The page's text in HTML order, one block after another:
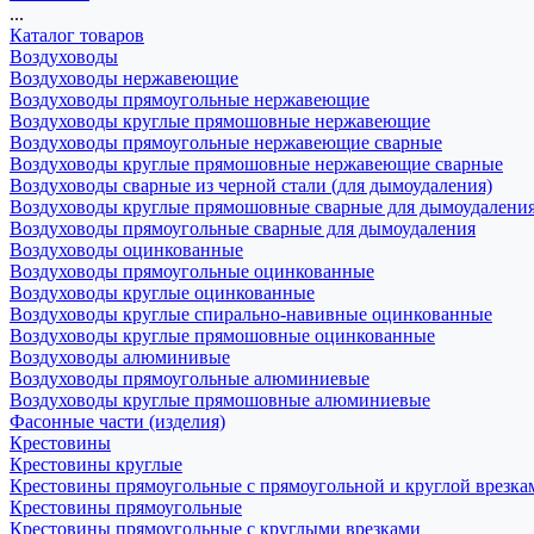
...
Каталог товаров
Воздуховоды
Воздуховоды нержавеющие
Воздуховоды прямоугольные нержавеющие
Воздуховоды круглые прямошовные нержавеющие
Воздуховоды прямоугольные нержавеющие сварные
Воздуховоды круглые прямошовные нержавеющие сварные
Воздуховоды сварные из черной стали (для дымоудаления)
Воздуховоды круглые прямошовные сварные для
Воздуховоды прямоугольные сварные для дымоудаления
Воздуховоды оцинкованные
Воздуховоды прямоугольные оцинкованные
Воздуховоды круглые оцинкованные
Воздуховоды круглые спирально-навивные оцинкованные
Воздуховоды круглые прямошовные оцинкованные
Воздуховоды алюминивые
Воздуховоды прямоугольные алюминиевые
Воздуховоды круглые прямошовные алюминиевые
Фасонные части (изделия)
Крестовины
Крестовины круглые
Крестовины прямоугольные с прямоугольной и круглой
Крестовины прямоугольные
Крестовины прямоугольные с круглыми врезками